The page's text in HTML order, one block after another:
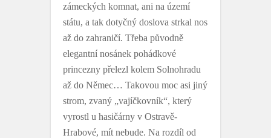
zámeckých komnat, ani na území
státu, a tak dotyčný doslova strkal nos
až do zahraničí. Třeba původně
elegantní nosánek pohádkové
princezny přelezl kolem Solnohradu
až do Němec… Takovou moc asi jiný
strom, zvaný „vajíčkovník“, který
vyrostl u hasičárny v Ostravě-
Hrabové, mít nebude. Na rozdíl od